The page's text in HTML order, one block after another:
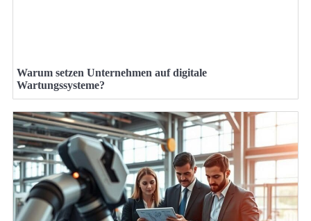
Warum setzen Unternehmen auf digitale
Wartungssysteme?